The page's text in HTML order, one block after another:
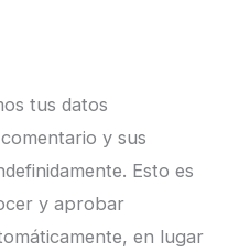
tus datos
y sus
Esto es
y aprobar
en lugar